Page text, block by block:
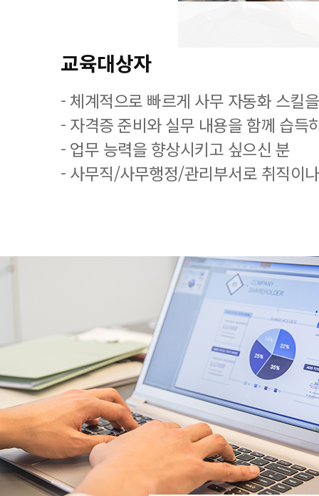
교육대상자
- 체계적으로 빠르게 사무 자동화 스킬
- 자격증 준비와 실무 내용을 함께 습득
- 업무 능력을 향상시키고 싶으신 분
- 사무직/사무행정/관리부서로 취직이